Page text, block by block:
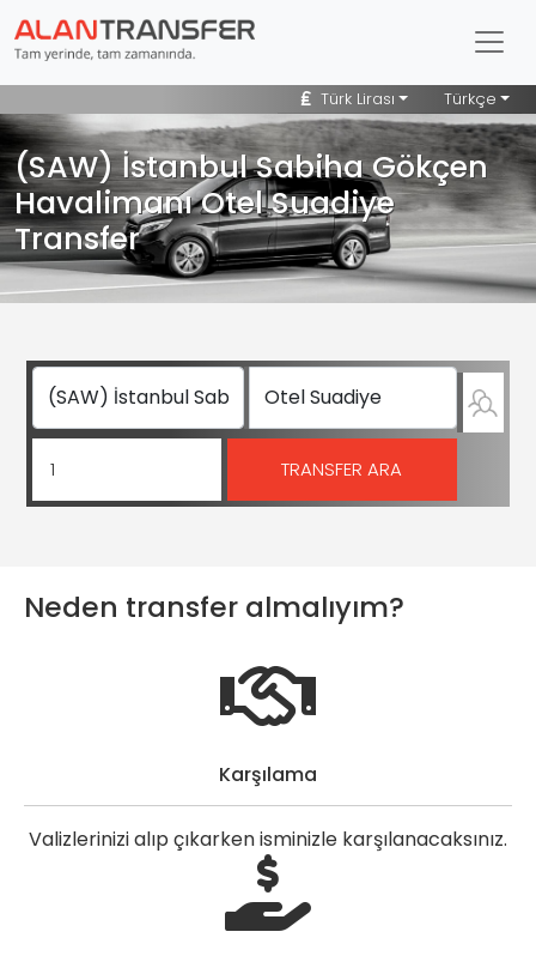
Türk Lirası Türkçe
(SAW) İstanbul Sabiha Gökçen
Havalimanı Otel Suadiye
Transfer
Neden transfer almalıyım?
Karşılama
Valizlerinizi alıp çıkarken isminizle karşılanacaksınız.